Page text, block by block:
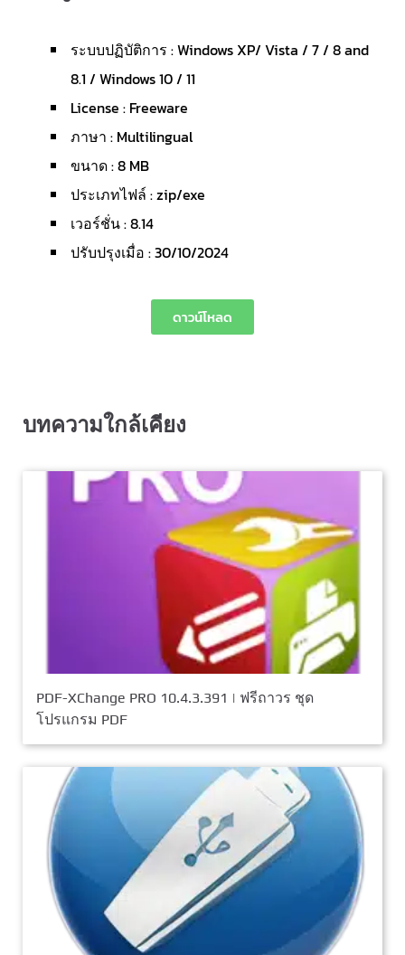
ระบบปฏิบัติการ : Windows XP/ Vista / 7 / 8 and
8.1 / Windows 10 / 11
License : Freeware
ภาษา : Multilingual
ขนาด : 8 MB
ประเภทไฟล์ : zip/exe
เวอร์ชั่น : 8.14
ปรับปรุงเมื่อ : 30/10/2024
ดาวน์โหลด
บทความใกล้เคียง
PDF-XChange PRO 10.4.3.391 | ฟรีถาวร ชุด
โปรแกรม PDF